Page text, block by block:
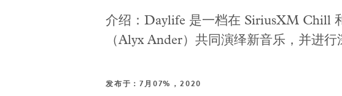
介绍：Daylife 是一档在 SiriusXM Chill
（Alyx Ander）共同演绎新音乐，并进行
发布于：7月07%，2020